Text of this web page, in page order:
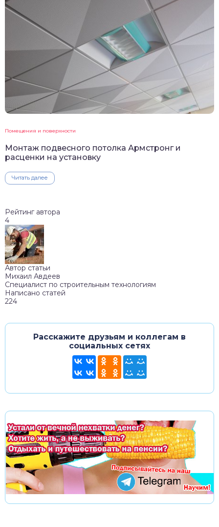
Помещения и поверхности
Монтаж подвесного потолка Армстронг и
расценки на установку
Читать далее
Рейтинг автора
4
Автор статьи
Михаил Авдеев
Специалист по строительным технологиям
Написано статей
224
Расскажите друзьям и коллегам в
социальных сетях